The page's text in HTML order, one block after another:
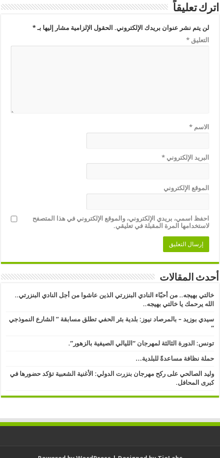
اترك تعليقاً
لن يتم نشر عنوان بريدك الإلكتروني. الحقول الإلزامية مشار إليها بـ*
التعليق*
الاسم*
البريد الإلكتروني*
الموقع الإلكتروني
احفظ اسمي، بريدي الإلكتروني، والموقع الإلكتروني في هذا المتصفح
لاستخدامها المرة المقبلة في تعليقي.
أحدث المقالات
خالتي بهيجه.. من أحبّاء النادي البنزرتي الذين عاشوا من أجل النادي البنزرتي..
الله يرحمك يا خالتي بهيجه..
سيدي بوزيد – بالمرصاد نيوز: بلدية بئر الحفي تطلق مسابقة ” الشارع النموذجي
” ​
تونس: الدورة الثالثة لمهرجان “الليالي الصيفية بالزهور”.
حملة نظافة مساعدةً للبلدية…
وليد الصالحي على ركح مهرجان بنزرت الدولي: الأغنية الشعبية تؤكد حضورها في
كبرى المحافل.